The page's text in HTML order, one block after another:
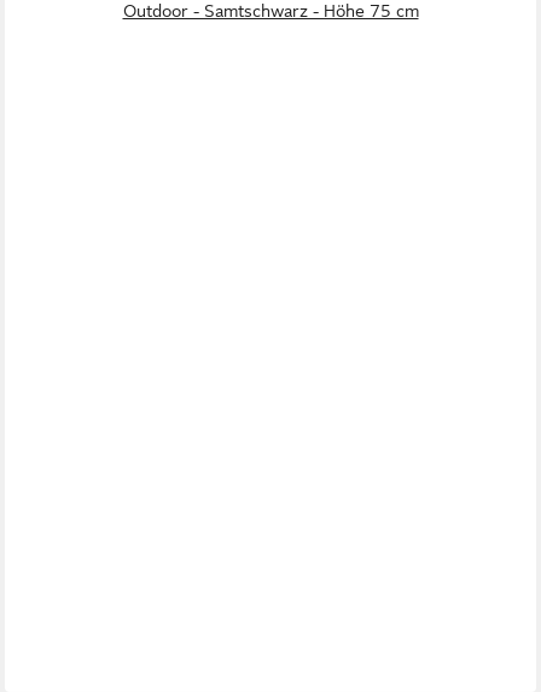
Outdoor - Samtschwarz - Höhe 75 cm